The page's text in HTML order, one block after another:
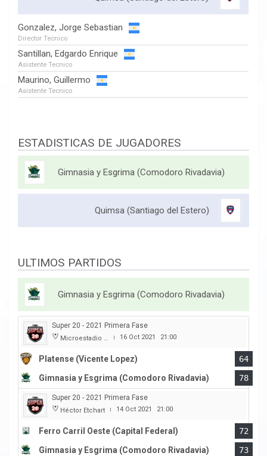
Gonzalez, Jorge Sebastian
Director Tecnico
Santillan, Edgardo Enrique
Asistente Tecnico
Maurino, Guillermo
Asistente Tecnico
ESTADISTICAS DE JUGADORES
Gimnasia y Esgrima (Comodoro Rivadavia)
Quimsa (Santiago del Estero)
ULTIMOS PARTIDOS
Gimnasia y Esgrima (Comodoro Rivadavia)
Super 20 - 2021 Primera Fase
Microestadio Ciudad de Vicente Lopez | 16 Oct 2021 21:00
Platense (Vicente Lopez)
64
Gimnasia y Esgrima (Comodoro Rivadavia)
78
Super 20 - 2021 Primera Fase
Héctor Etchart | 14 Oct 2021 21:00
Ferro Carril Oeste (Capital Federal)
72
Gimnasia y Esgrima (Comodoro Rivadavia)
73